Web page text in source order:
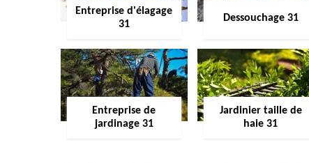
Entreprise d'élagage
31
Dessouchage 31
Entreprise de
jardinage 31
Jardinier taille de
haie 31